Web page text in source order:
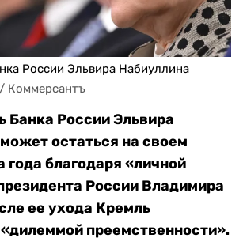
России Эльвира Набиуллина
Коммерсантъ
Банка России Эльвира
остаться на своем
года благодаря «личной
России Владимира
ее ухода Кремль
преемственности».